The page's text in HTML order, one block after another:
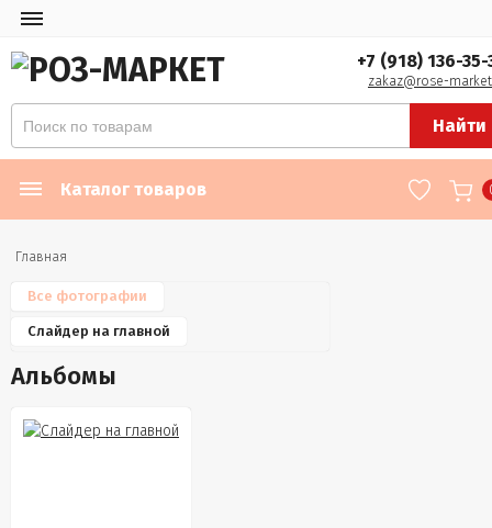
+7 (918) 136-35-
zakaz@rose-
Найти
Каталог товаров
Главная
Все фотографии
Слайдер на главной
Альбомы